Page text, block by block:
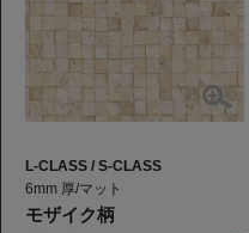
L-CLASS / S-CLASS
6mm 厚/マット
モザイク柄